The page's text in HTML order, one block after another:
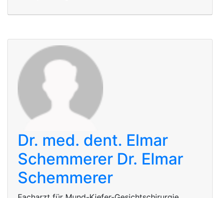
Dr. med. dent. Elmar
Schemmerer Dr. Elmar
Schemmerer